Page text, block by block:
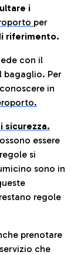
i
per
riferimento.
con il
bagaglio. Per
in
sicurezza.
essere
si
sono in
regole
prenotare
che